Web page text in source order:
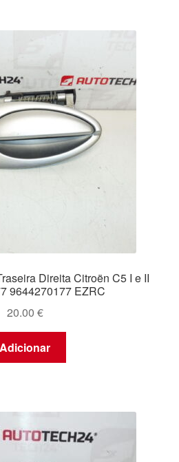
Direita Citroën C5 I e II
9644270177 EZRC
20.00 €
Adicionar